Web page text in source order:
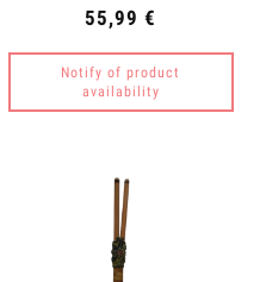
55,99 €
Notify of product
availability